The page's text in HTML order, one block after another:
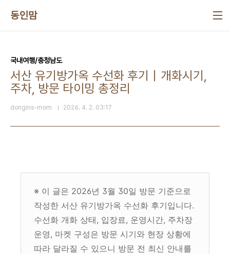
동인맘
국내여행/충청남도
서산 유기방가옥 수선화 후기｜개화시기,
주차, 방문 타이밍 총정리
dongins-mom 2026. 4. 2. 03:17
※ 이 글은 2026년 3월 30일 방문 기준으로
작성한 서산 유기방가옥 수선화 후기입니다.
수선화 개화 상태, 입장료, 운영시간, 주차장
운영, 마켓 구성은 방문 시기와 현장 상황에
따라 달라질 수 있으니 방문 전 최신 안내를